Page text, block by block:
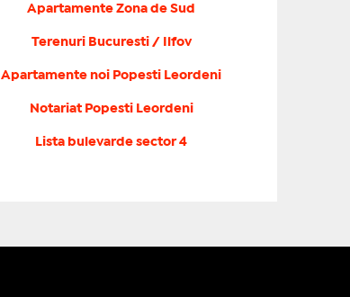
Apartamente Zona de Sud
Terenuri Bucuresti / Ilfov
Apartamente noi Popesti Leordeni
Notariat Popesti Leordeni
Lista bulevarde sector 4